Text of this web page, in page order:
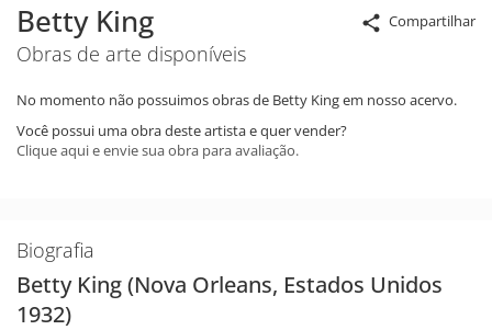
Compartilhar
Betty King
Obras de arte disponíveis
No momento não possuimos obras de Betty King em nosso acervo.
Você possui uma obra deste artista e quer vender?
Clique aqui e envie sua obra para avaliação.
Biografia
Betty King (Nova Orleans, Estados Unidos
1932)